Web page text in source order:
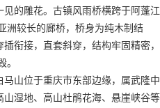
的雕花。古镇风雨桥横跨于阿蓬江
洲较长的廊桥，桥身为纯木制结
衔接，直套斜穿，结构牢固精密，
山位于重庆市东部边缘，属武隆中
湿地、高山杜鹃花海、悬崖峡谷等